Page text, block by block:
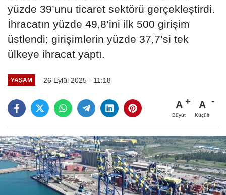
yüzde 39’unu ticaret sektörü gerçekleştirdi.
İhracatın yüzde 49,8’ini ilk 500 girişim
üstlendi; girişimlerin yüzde 37,7’si tek
ülkeye ihracat yaptı.
YAŞAM 26 Eylül 2025 - 11:18
A
Büyüt
A
Küçült